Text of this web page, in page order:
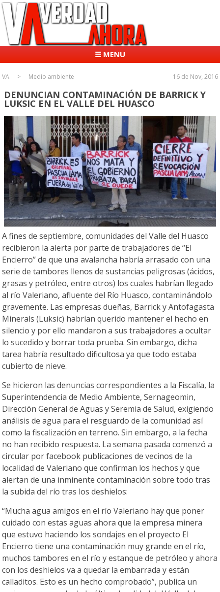
☰ MENU
VA Medio ambiente 16 de Nov, 2016
DENUNCIAN CONTAMINACIÓN DE BARRICK Y
LUKSIC EN EL VALLE DEL HUASCO
A fines de septiembre, comunidades del Valle del Huasco
recibieron la alerta por parte de trabajadores de “El
Encierro” de que una avalancha habría arrasado con una
serie de tambores llenos de sustancias peligrosas (ácidos,
grasas y petróleo, entre otros) los cuales habrían llegado
al río Valeriano, afluente del Río Huasco, contaminándolo
gravemente. Las empresas dueñas, Barrick y Antofagasta
Minerals (Luksic) habrían querido mantener el hecho en
silencio y por ello mandaron a sus trabajadores a ocultar
lo sucedido y borrar toda prueba. Sin embargo, dicha
tarea habría resultado dificultosa ya que todo estaba
cubierto de nieve.
Se hicieron las denuncias correspondientes a la Fiscalía, la
Superintendencia de Medio Ambiente, Sernageomin,
Dirección General de Aguas y Seremia de Salud, exigiendo
análisis de agua para el resguardo de la comunidad así
como la fiscalización en terreno. Sin embargo, a la fecha
no han recibido respuesta. La semana pasada comenzó a
circular por facebook publicaciones de vecinos de la
localidad de Valeriano que confirman los hechos y que
alertan de una inminente contaminación sobre todo tras
la subida del río tras los deshielos:
“Mucha agua amigos en el río Valeriano hay que poner
cuidado con estas aguas ahora que la empresa minera
que estuvo haciendo los sondajes en el proyecto El
Encierro tiene una contaminación muy grande en el río,
muchos tambores en el río y estanque de petróleo y ahora
con los deshielos va a quedar la embarrada y están
calladitos. Esto es un hecho comprobado”, publica un